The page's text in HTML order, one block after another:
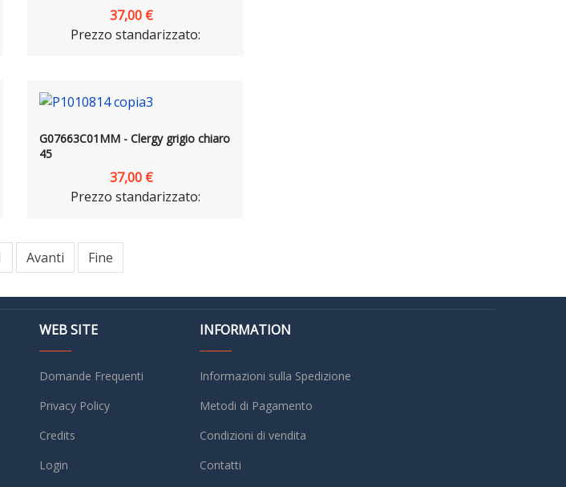
37,00 €
Prezzo standarizzato:
G07663C01MM - Clergy grigio chiaro
45
37,00 €
Prezzo standarizzato:
Avanti Fine
WEB SITE
Domande Frequenti
Privacy Policy
Credits
Login
INFORMATION
Informazioni sulla Spedizione
Metodi di Pagamento
Condizioni di vendita
Contatti